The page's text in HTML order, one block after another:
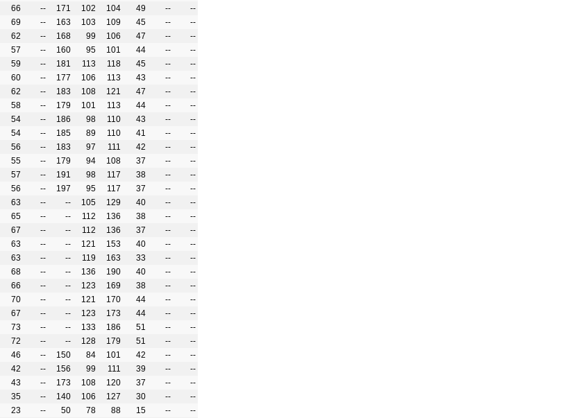
66 -- 171 102 104 49 --
--
69 -- 163 103 109 45 --
--
62 -- 168 99 106 47 --
--
57 -- 160 95 101 44 --
--
59 -- 181 113 118 45 --
--
60 -- 177 106 113 43 --
--
62 -- 183 108 121 47 --
--
58 -- 179 101 113 44 --
--
54 -- 186 98 110 43 --
--
54 -- 185 89 110 41 --
--
56 -- 183 97 111 42 --
--
55 -- 179 94 108 37 --
--
57 -- 191 98 117 38 --
--
56 -- 197 95 117 37 --
--
63 -- -- 105 129 40 --
--
65 -- -- 112 136 38 --
--
67 -- -- 112 136 37 --
--
63 -- -- 121 153 40 --
--
63 -- -- 119 163 33 --
--
68 -- -- 136 190 40 --
--
66 -- -- 123 169 38 --
--
70 -- -- 121 170 44 --
--
67 -- -- 123 173 44 --
--
73 -- -- 133 186 51 --
--
72 -- -- 128 179 51 --
--
46 -- 150 84 101 42 --
--
42 -- 156 99 111 39 --
--
43 -- 173 108 120 37 --
--
35 -- 140 106 127 30 --
--
23 -- 50 78 88 15 --
--